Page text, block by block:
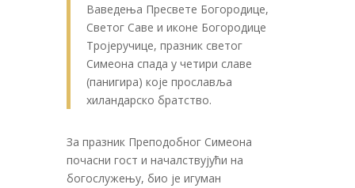
Ваведења Пресвете Богородице,
Светог Саве и иконе Богородице
Тројеручице, празник светог
Симеона спада у четири славе
(панигира) које прославља
хиландарско братство.
За празник Преподобног Симеона
почасни гост и началствујући на
богослужењу, био је игуман